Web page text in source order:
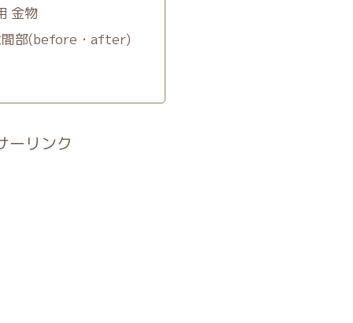
金物
間部(before・after)
ーリンク